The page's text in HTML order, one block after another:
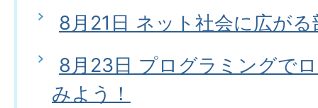
8月21日 ネット社会に広が
8月23日 プログラミングで
みよう！